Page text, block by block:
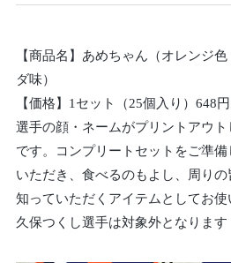
【商品名】あめちゃん（オレンジ
ダ味）
【価格】1セット（25個入り）648円
選手の顔・ネームがプリントアウト
です。コンプリートセットをご準
いただき、食べるのもよし、周り
知っていただくアイテムとしてお
久保つくし選手は対象外となります